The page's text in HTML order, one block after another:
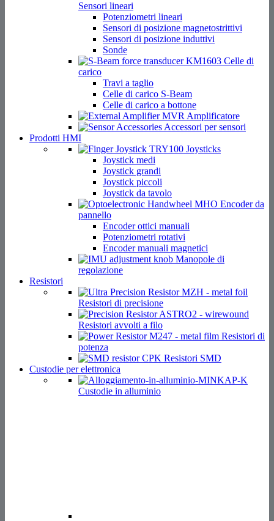
Sensori lineari
Potenziometri lineari
Sensori di posizione magnetostrittivi
Sensori di posizione induttivi
Sonde
Celle di
carico
Travi a taglio
Celle di carico S-Beam
Celle di carico a bottone
Amplificatore
Accessori per sensori
Prodotti HMI
Joysticks
Joystick medi
Joystick grandi
Joystick piccoli
Joystick da tavolo
Encoder da
pannello
Encoder ottici manuali
Potenziometri rotativi
Encoder manuali magnetici
Manopole di
regolazione
Resistori
Resistori di precisione
Resistori avvolti a filo
Resistori di
potenza
Resistori SMD
Custodie per elettronica
Custodie in alluminio